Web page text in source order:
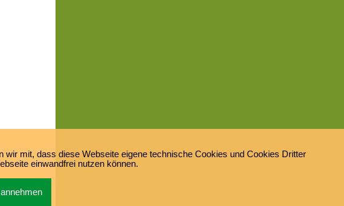
mit, dass diese Webseite eigene technische Cookies und Cookies Dritter
einwandfrei nutzen können.